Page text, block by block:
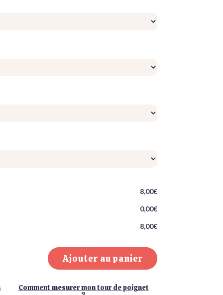
8,00€
0,00€
8,00€
Ajouter au panier
Comment mesurer mon tour de poignet